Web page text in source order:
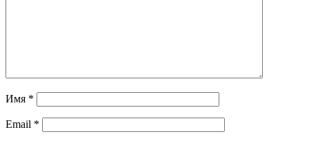
Имя *
Email *